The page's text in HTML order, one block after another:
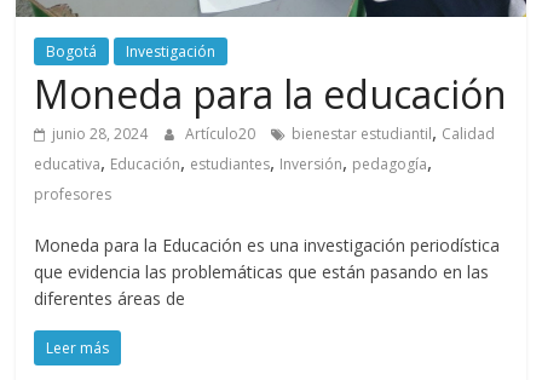
Bogotá Investigación
Moneda para la educación
junio 28, 2024 Artículo20 bienestar estudiantil, Calidad
educativa, Educación, estudiantes, Inversión, pedagogía,
profesores
Moneda para la Educación es una investigación periodística
que evidencia las problemáticas que están pasando en las
diferentes áreas de
Leer más